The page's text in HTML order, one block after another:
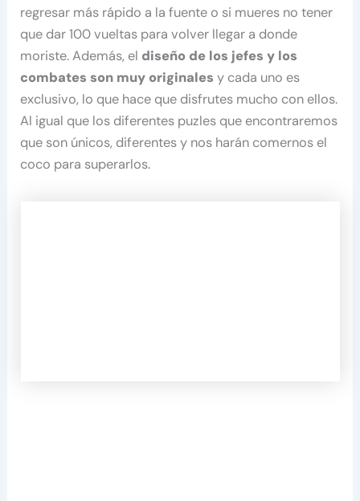
regresar más rápido a la fuente o si mueres no tener
que dar 100 vueltas para volver llegar a donde
moriste. Además, el diseño de los jefes y los
combates son muy originales y cada uno es
exclusivo, lo que hace que disfrutes mucho con ellos.
Al igual que los diferentes puzles que encontraremos
que son únicos, diferentes y nos harán comernos el
coco para superarlos.